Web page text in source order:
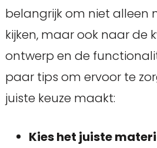
belangrijk om niet alleen
kijken, maar ook naar de
ontwerp en de
paar tips om ervoor te
juiste keuze maakt:
Kies het juiste